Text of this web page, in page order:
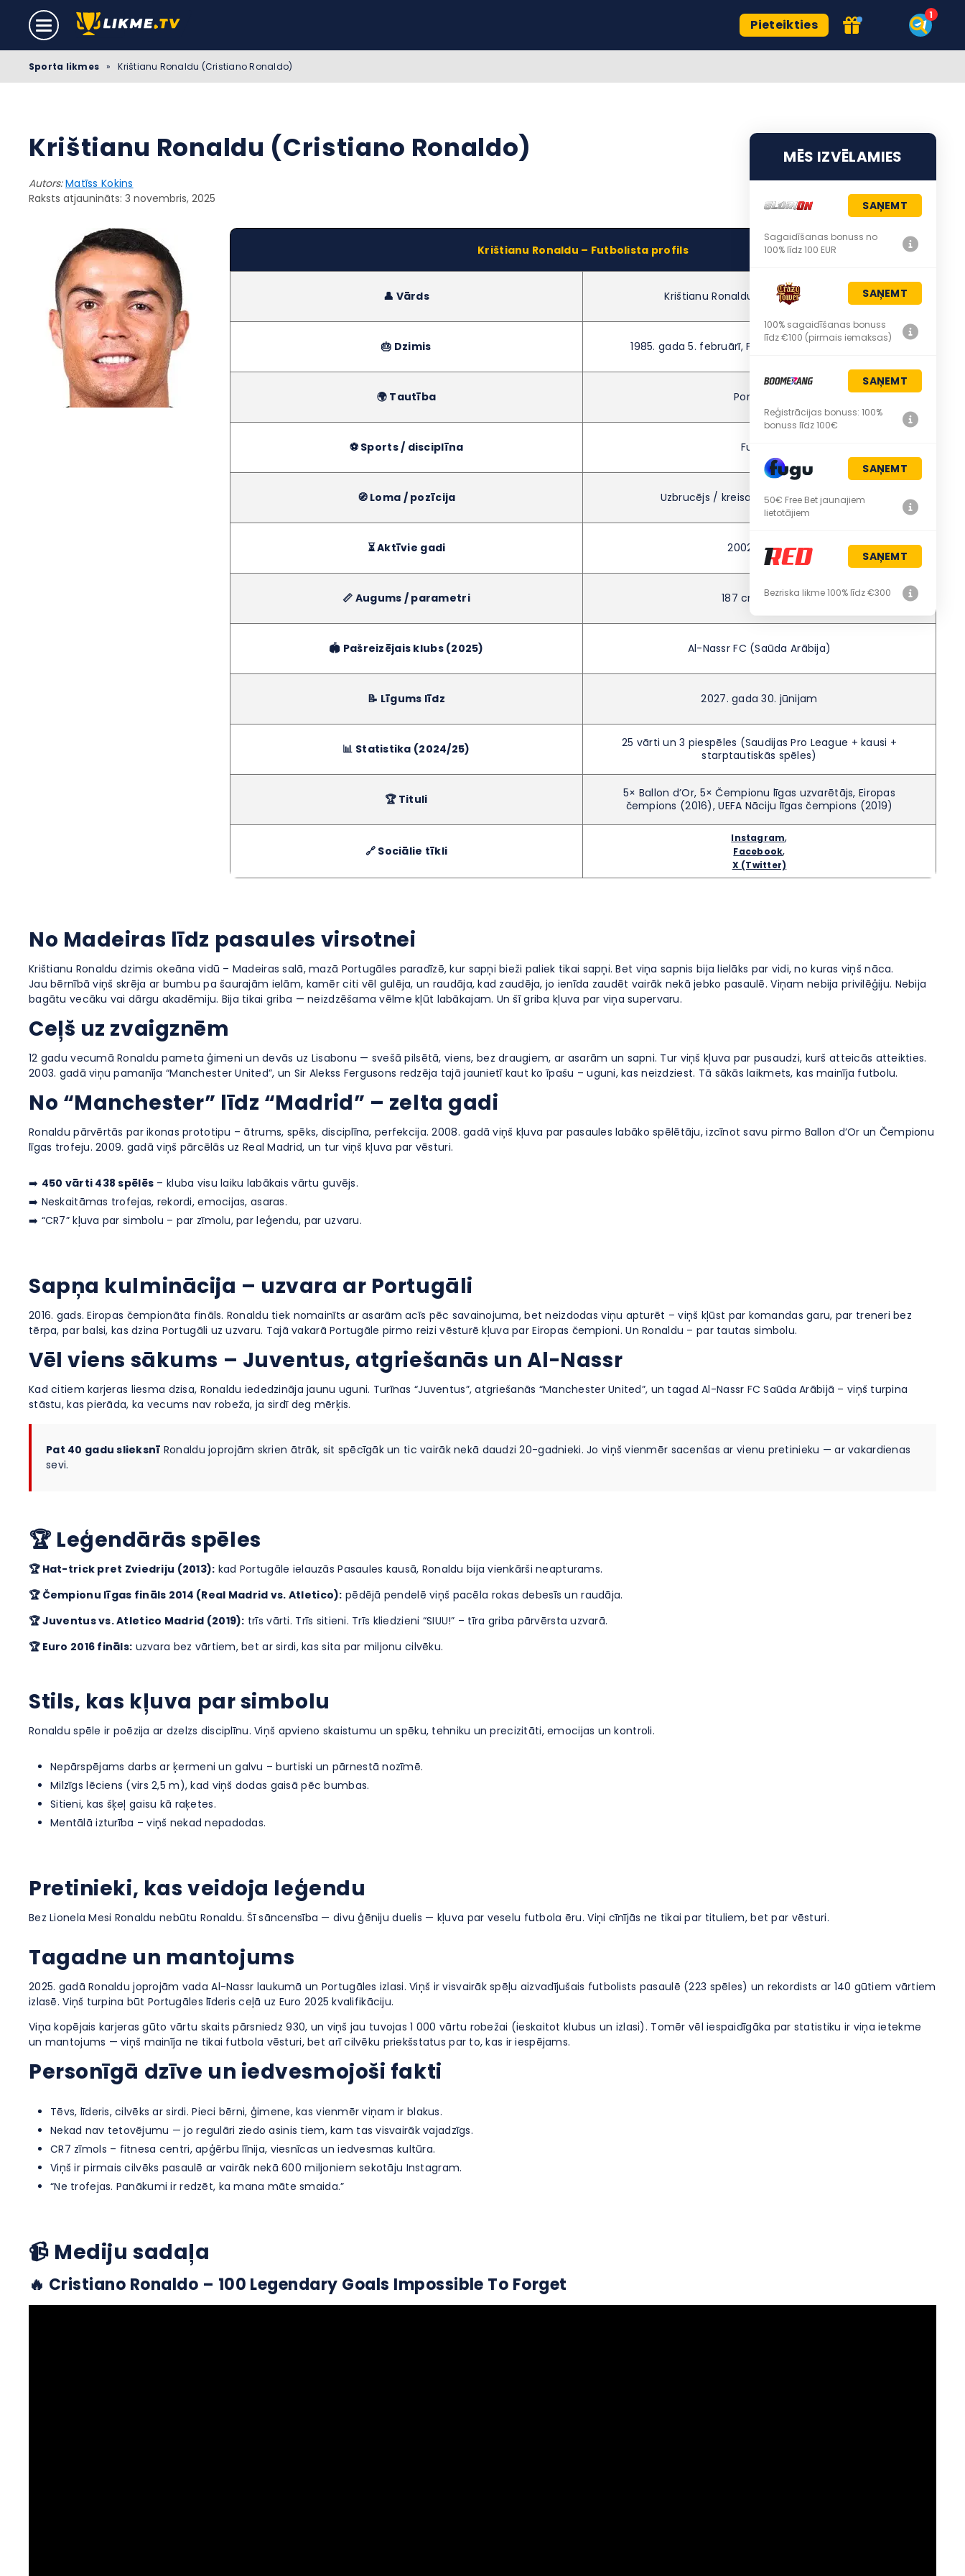
Pieteikties
Sporta likmes » Krištianu Ronaldu (Cristiano Ronaldo)
Krištianu Ronaldu (Cristiano Ronaldo)
Autors:Matīss Kokins
Raksts atjaunināts: 3 novembris, 2025
Krištianu Ronaldu – Futbolista profils
👤 Vārds Krištianu Ronaldu dos Santušs Aveiru
🎂 Dzimis 1985. gada 5. februārī, Funšalā, Madeirā, Portugālē
🌍 Tautība Portugālis
⚽ Sports / disciplīna Futbols
🧭 Loma / pozīcija Uzbrucējs / kreisais malējais uzbrucējs
⏳ Aktīvie gadi 2002–šobrīd
📏 Augums / parametri 187 cm, ~83 kg
🏟️ Pašreizējais klubs (2025) Al-Nassr FC (Saūda Arābija)
📝 Līgums līdz 2027. gada 30. jūnijam
📊 Statistika (2024/25)
25 vārti un 3 piespēles (Saudijas Pro League + kausi +
starptautiskās spēles)
🏆 Tituli
5× Ballon d’Or, 5× Čempionu līgas uzvarētājs, Eiropas
čempions (2016), UEFA Nāciju līgas čempions (2019)
🔗 Sociālie tīkli
Instagram,
Facebook,
X (Twitter)
No Madeiras līdz pasaules virsotnei
Krištianu Ronaldu dzimis okeāna vidū – Madeiras salā, mazā Portugāles paradīzē, kur sapņi bieži paliek tikai sapņi. Bet viņa sapnis bija lielāks par vidi, no kuras viņš nāca.
Jau bērnībā viņš skrēja ar bumbu pa šaurajām ielām, kamēr citi vēl gulēja, un raudāja, kad zaudēja, jo ienīda zaudēt vairāk nekā jebko pasaulē. Viņam nebija privilēģiju. Nebija
bagātu vecāku vai dārgu akadēmiju. Bija tikai griba — neizdzēšama vēlme kļūt labākajam. Un šī griba kļuva par viņa supervaru.
Ceļš uz zvaigznēm
12 gadu vecumā Ronaldu pameta ģimeni un devās uz Lisabonu — svešā pilsētā, viens, bez draugiem, ar asarām un sapni. Tur viņš kļuva par pusaudzi, kurš atteicās atteikties.
2003. gadā viņu pamanīja “Manchester United”, un Sir Alekss Fergusons redzēja tajā jaunietī kaut ko īpašu – uguni, kas neizdziest. Tā sākās laikmets, kas mainīja futbolu.
No “Manchester” līdz “Madrid” – zelta gadi
Ronaldu pārvērtās par ikonas prototipu – ātrums, spēks, disciplīna, perfekcija. 2008. gadā viņš kļuva par pasaules labāko spēlētāju, izcīnot savu pirmo Ballon d’Or un Čempionu
līgas trofeju. 2009. gadā viņš pārcēlās uz Real Madrid, un tur viņš kļuva par vēsturi.
➡️ 450 vārti 438 spēlēs – kluba visu laiku labākais vārtu guvējs.
➡️ Neskaitāmas trofejas, rekordi, emocijas, asaras.
➡️ “CR7” kļuva par simbolu – par zīmolu, par leģendu, par uzvaru.
Sapņa kulminācija – uzvara ar Portugāli
2016. gads. Eiropas čempionāta fināls. Ronaldu tiek nomainīts ar asarām acīs pēc savainojuma, bet neizdodas viņu apturēt – viņš kļūst par komandas garu, par treneri bez
tērpa, par balsi, kas dzina Portugāli uz uzvaru. Tajā vakarā Portugāle pirmo reizi vēsturē kļuva par Eiropas čempioni. Un Ronaldu – par tautas simbolu.
Vēl viens sākums – Juventus, atgriešanās un Al-Nassr
Kad citiem karjeras liesma dzisa, Ronaldu iededzināja jaunu uguni. Turīnas “Juventus”, atgriešanās “Manchester United”, un tagad Al-Nassr FC Saūda Arābijā – viņš turpina
stāstu, kas pierāda, ka vecums nav robeža, ja sirdī deg mērķis.
Pat 40 gadu slieksnī Ronaldu joprojām skrien ātrāk, sit spēcīgāk un tic vairāk nekā daudzi 20-gadnieki. Jo viņš vienmēr sacenšas ar vienu pretinieku — ar vakardienas
sevi.
🏆 Leģendārās spēles
🏆 Hat-trick pret Zviedriju (2013): kad Portugāle ielauzās Pasaules kausā, Ronaldu bija vienkārši neapturams.
🏆 Čempionu līgas fināls 2014 (Real Madrid vs. Atletico): pēdējā pendelē viņš pacēla rokas debesīs un raudāja.
🏆 Juventus vs. Atletico Madrid (2019): trīs vārti. Trīs sitieni. Trīs kliedzieni “SIUU!” – tīra griba pārvērsta uzvarā.
🏆 Euro 2016 fināls: uzvara bez vārtiem, bet ar sirdi, kas sita par miljonu cilvēku.
Stils, kas kļuva par simbolu
Ronaldu spēle ir poēzija ar dzelzs disciplīnu. Viņš apvieno skaistumu un spēku, tehniku un precizitāti, emocijas un kontroli.
Nepārspējams darbs ar ķermeni un galvu – burtiski un pārnestā nozīmē.
Milzīgs lēciens (virs 2,5 m), kad viņš dodas gaisā pēc bumbas.
Sitieni, kas šķeļ gaisu kā raķetes.
Mentālā izturība – viņš nekad nepadodas.
Pretinieki, kas veidoja leģendu
Bez Lionela Mesi Ronaldu nebūtu Ronaldu. Šī sāncensība — divu ģēniju duelis — kļuva par veselu futbola ēru. Viņi cīnījās ne tikai par tituliem, bet par vēsturi.
Tagadne un mantojums
2025. gadā Ronaldu joprojām vada Al-Nassr laukumā un Portugāles izlasi. Viņš ir visvairāk spēļu aizvadījušais futbolists pasaulē (223 spēles) un rekordists ar 140 gūtiem vārtiem
izlasē. Viņš turpina būt Portugāles līderis ceļā uz Euro 2025 kvalifikāciju.
Viņa kopējais karjeras gūto vārtu skaits pārsniedz 930, un viņš jau tuvojas 1 000 vārtu robežai (ieskaitot klubus un izlasi). Tomēr vēl iespaidīgāka par statistiku ir viņa ietekme
un mantojums — viņš mainīja ne tikai futbola vēsturi, bet arī cilvēku priekšstatus par to, kas ir iespējams.
Personīgā dzīve un iedvesmojoši fakti
Tēvs, līderis, cilvēks ar sirdi. Pieci bērni, ģimene, kas vienmēr viņam ir blakus.
Nekad nav tetovējumu — jo regulāri ziedo asinis tiem, kam tas visvairāk vajadzīgs.
CR7 zīmols – fitnesa centri, apģērbu līnija, viesnīcas un iedvesmas kultūra.
Viņš ir pirmais cilvēks pasaulē ar vairāk nekā 600 miljoniem sekotāju Instagram.
“Ne trofejas. Panākumi ir redzēt, ka mana māte smaida.”
📹 Mediju sadaļa
🔥 Cristiano Ronaldo – 100 Legendary Goals Impossible To Forget
MĒS IZVĒLAMIES
SAŅEMT
Sagaidīšanas bonuss no
100% līdz 100 EUR
SAŅEMT
100% sagaidīšanas bonuss
līdz €100 (pirmais iemaksas)
SAŅEMT
Reģistrācijas bonuss: 100%
bonuss līdz 100€
SAŅEMT
50€ Free Bet jaunajiem
lietotājiem
SAŅEMT
Bezriska likme 100% līdz €300